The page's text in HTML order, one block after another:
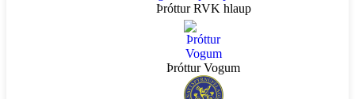
Þróttur RVK hlaup
Þróttur Vogum